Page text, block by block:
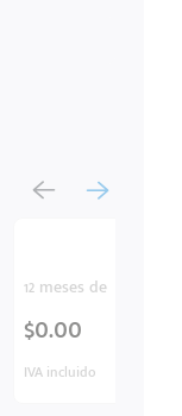
12 meses de
$0.00
IVA incluido